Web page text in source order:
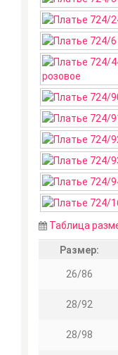
Таблица
Размер:
26/86
28/92
28/98